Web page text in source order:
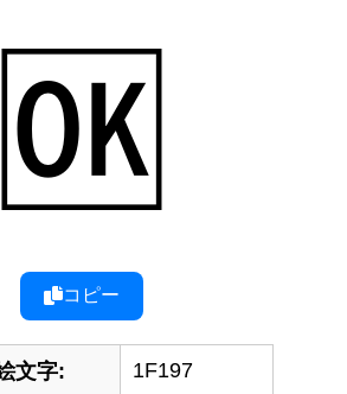
🆗
コピー
文字: 1F197